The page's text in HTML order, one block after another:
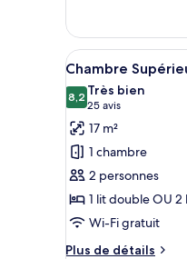
Twin
Room
Double
or
Twin
Room
Afficher
toutes
les
photos
pour
ce
type
de
chambre :
Chambre
19
Chambre
8,28,2 sur 10
Très bien
25 avis
(25 avis)
17 m²
1 chambre
2 personnes
1 lit double OU 2
Wi-Fi gratuit
Plus de détails
Plus